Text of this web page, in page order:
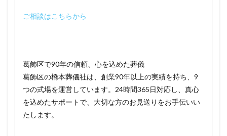
ご相談はこちらから
葛飾区で90年の信頼、心を込めた葬儀
葛飾区の橋本葬儀社は、創業90年以上の実績を持ち、9
つの式場を運営しています。24時間365日対応し、真心
を込めたサポートで、大切な方のお見送りをお手伝いい
たします。